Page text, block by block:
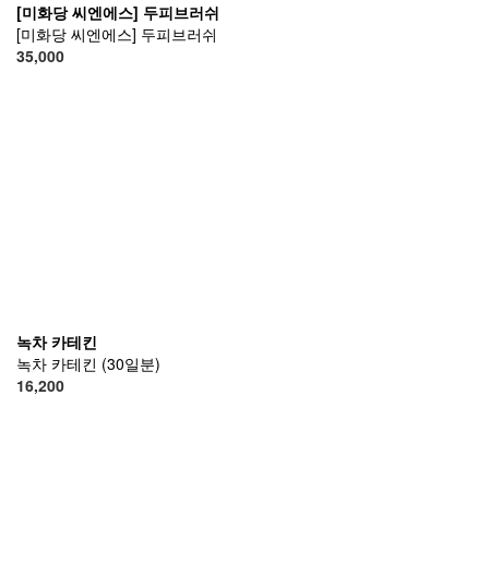
[미화당 씨엔에스] 두피브러쉬
[미화당 씨엔에스] 두피브러쉬
35,000
녹차 카테킨
녹차 카테킨 (30일분)
16,200